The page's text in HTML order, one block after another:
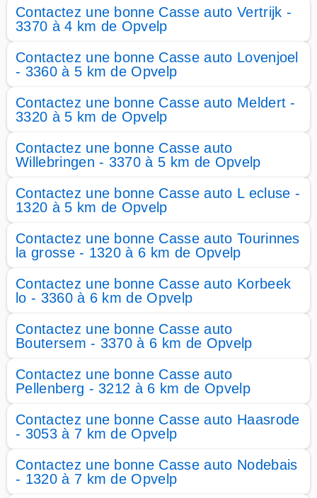
Contactez une bonne Casse auto Vertrijk -
3370 à 4 km de Opvelp
Contactez une bonne Casse auto Lovenjoel
- 3360 à 5 km de Opvelp
Contactez une bonne Casse auto Meldert -
3320 à 5 km de Opvelp
Contactez une bonne Casse auto
Willebringen - 3370 à 5 km de Opvelp
Contactez une bonne Casse auto L ecluse -
1320 à 5 km de Opvelp
Contactez une bonne Casse auto Tourinnes
la grosse - 1320 à 6 km de Opvelp
Contactez une bonne Casse auto Korbeek
lo - 3360 à 6 km de Opvelp
Contactez une bonne Casse auto
Boutersem - 3370 à 6 km de Opvelp
Contactez une bonne Casse auto
Pellenberg - 3212 à 6 km de Opvelp
Contactez une bonne Casse auto Haasrode
- 3053 à 7 km de Opvelp
Contactez une bonne Casse auto Nodebais
- 1320 à 7 km de Opvelp